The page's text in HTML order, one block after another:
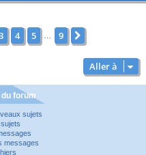
9 4 5 9
Aller à
forum
sujets
messages